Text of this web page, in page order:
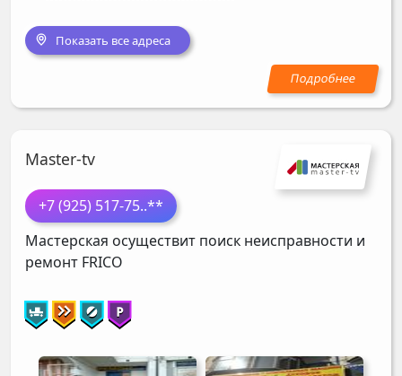
Показать все адреса
Master-tv
+7 (925) 517-75..**
Мастерская осуществит поиск неисправности и
ремонт FRICO